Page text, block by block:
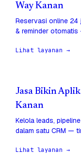
Way Kanan
Reservasi online 24
& reminder
Lihat layanan →
Jasa Bikin
Kanan
Kelola leads,
dalam satu CRM —
Lihat layanan →